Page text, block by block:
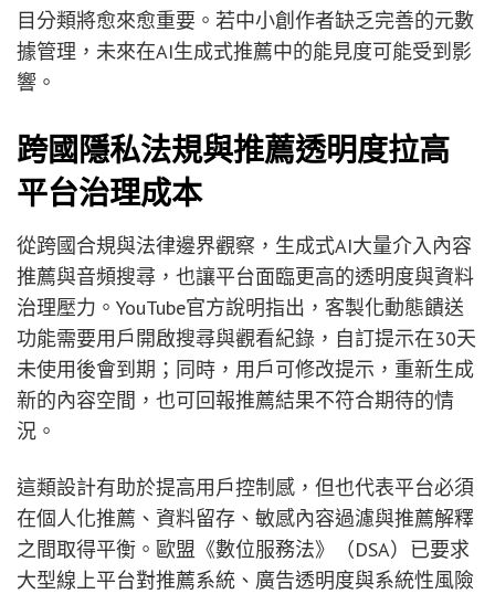
目分類將愈來愈重要。若中小創作者缺乏完善的元數
據管理，未來在AI生成式推薦中的能見度可能受到影
響。
跨國隱私法規與推薦透明度拉高
平台治理成本
從跨國合規與法律邊界觀察，生成式AI大量介入內容
推薦與音頻搜尋，也讓平台面臨更高的透明度與資料
治理壓力。YouTube官方說明指出，客製化動態饋送
功能需要用戶開啟搜尋與觀看紀錄，自訂提示在30天
未使用後會到期；同時，用戶可修改提示，重新生成
新的內容空間，也可回報推薦結果不符合期待的情
況。
這類設計有助於提高用戶控制感，但也代表平台必須
在個人化推薦、資料留存、敏感內容過濾與推薦解釋
之間取得平衡。歐盟《數位服務法》（DSA）已要求
大型線上平台對推薦系統、廣告透明度與系統性風險